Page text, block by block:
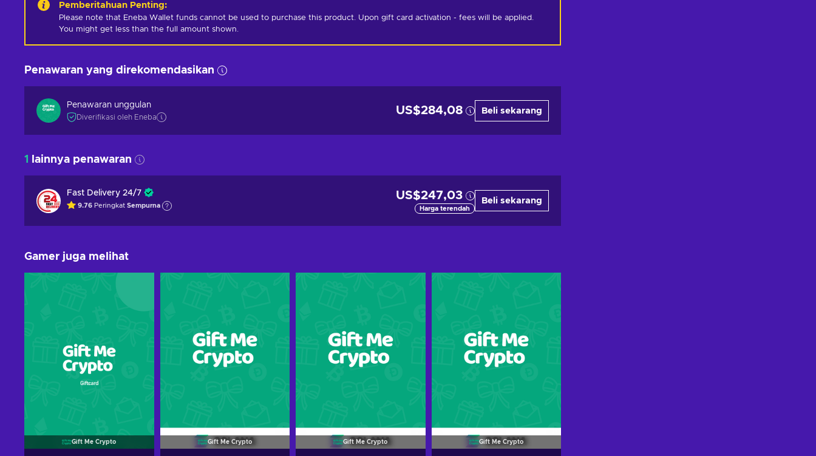
Pemberitahuan Penting:
Please note that Eneba Wallet funds cannot be used to purchase this product. Upon gift card activation - fees will be applied.
You might get less than the full amount shown.
Penawaran yang direkomendasikan
Penawaran unggulan
Diverifikasi oleh Eneba
US$284,08 Beli sekarang
1 lainnya penawaran
Fast Delivery 24/7
9.76 Peringkat Sempurna
US$247,03
Harga terendah
Beli sekarang
Gamer juga melihat
Gift Me Crypto Gift Me Crypto Gift Me Crypto Gift Me Crypto